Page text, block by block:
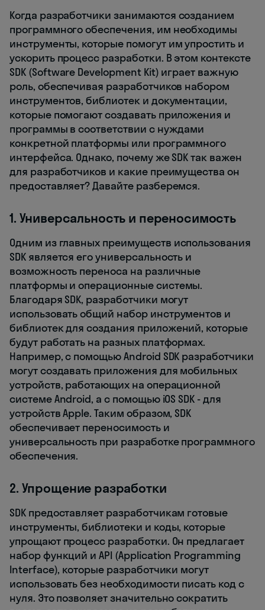
Когда разработчики занимаются созданием
программного обеспечения, им необходимы
инструменты, которые помогут им упростить и
ускорить процесс разработки. В этом контексте
SDK (Software Development Kit) играет важную
роль, обеспечивая разработчиков набором
инструментов, библиотек и документации,
которые помогают создавать приложения и
программы в соответствии с нуждами
конкретной платформы или программного
интерфейса. Однако, почему же SDK так важен
для разработчиков и какие преимущества он
предоставляет? Давайте разберемся.
1. Универсальность и переносимость
Одним из главных преимуществ использования
SDK является его универсальность и
возможность переноса на различные
платформы и операционные системы.
Благодаря SDK, разработчики могут
использовать общий набор инструментов и
библиотек для создания приложений, которые
будут работать на разных платформах.
Например, с помощью Android SDK разработчики
могут создавать приложения для мобильных
устройств, работающих на операционной
системе Android, а с помощью iOS SDK - для
устройств Apple. Таким образом, SDK
обеспечивает переносимость и
универсальность при разработке программного
обеспечения.
2. Упрощение разработки
SDK предоставляет разработчикам готовые
инструменты, библиотеки и коды, которые
упрощают процесс разработки. Он предлагает
набор функций и API (Application Programming
Interface), которые разработчики могут
использовать без необходимости писать код с
нуля. Это позволяет значительно сократить